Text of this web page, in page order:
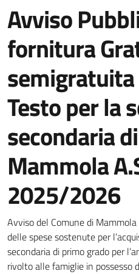
Avviso
fornitura
Testo per la
secondaria
Mammola
2025/2026
Dettagli della
Avviso del Comune di
delle spese sostenute per
secondaria di primo grado per
rivolto alle famiglie in possesso